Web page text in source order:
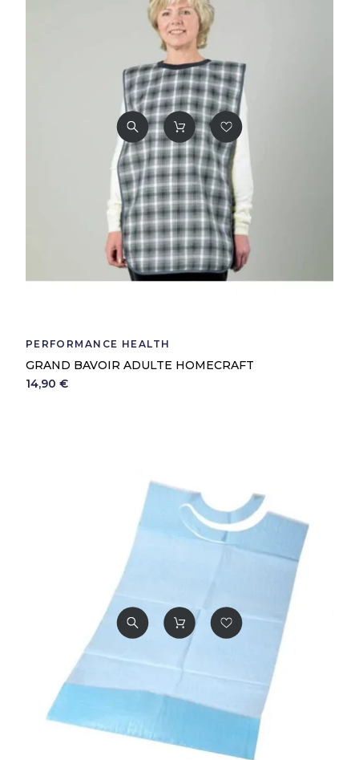
PERFORMANCE HEALTH
GRAND BAVOIR ADULTE HOMECRAFT
14,90 €